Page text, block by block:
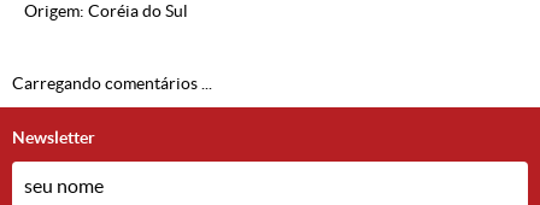
Origem: Coréia do Sul
Carregando comentários ...
Newsletter